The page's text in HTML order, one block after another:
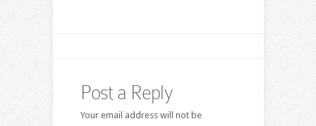
Post a Reply
Your email address will not be